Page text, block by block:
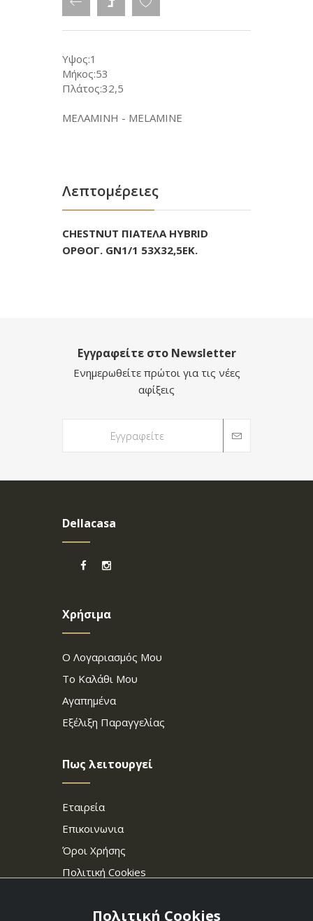
Υψος:1
Μήκος:53
Πλάτος:32,5
ΜΕΛΑΜΙΝΗ - MELAMINE
Λεπτομέρειες
CHESTNUT ΠΙΑΤΕΛΑ HYBRID
ΟΡΘΟΓ. GN1/1 53Χ32,5ΕΚ.
Εγγραφείτε στο Newsletter
Ενημερωθείτε πρώτοι για τις νέες
αφίξεις
Dellacasa
Χρήσιμα
Ο Λογαριασμός Μου
Το Καλάθι Μου
Αγαπημένα
Εξέλιξη Παραγγελίας
Πως λειτουργεί
Εταιρεία
Επικοινωνια
Όροι Χρήσης
Πολιτική Cookies
Πολιτική Cookies